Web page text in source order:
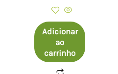
Adicionar
ao
carrinho